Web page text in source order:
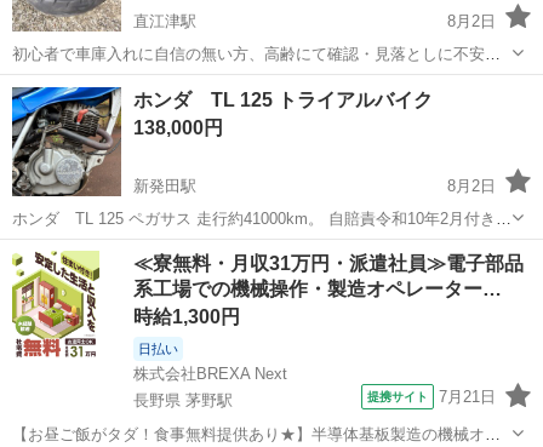
直江津駅
8月2日
初心者で車庫入れに自信の無い方、高齢にて確認・見落としに不安を
感じる方へ！！ バックモニターの無い方。 バック・後退時の車止め/
ストッパー代わりに「廃タイヤ」をお譲り致します。 四輪タイヤほど
大きくもありません...
新潟 上越市 直江津駅 その他 タイヤ
ホンダ TL 125 トライアルバイク
138,000円
新発田駅
8月2日
ホンダ TL 125 ペガサス 走行約41000km。 自賠責令和10年2月付き。
バイクをということではなく、 TL 125を欲しいという人向け。 自分で
軽整備できる方。 エンジン好調。燃費良好。 タイヤ、バッテリー...
新潟 新発田市 新発田駅 ホンダ トライアル
≪寮無料・月収31万円・派遣社員≫電子部品
系工場での機械操作・製造オペレーター…
時給1,300円
日払い
株式会社BREXA Next
長野県 茅野駅
提携サイト 7月21日
【お昼ご飯がタダ！食事無料提供あり★】半導体基板製造の機械オペ